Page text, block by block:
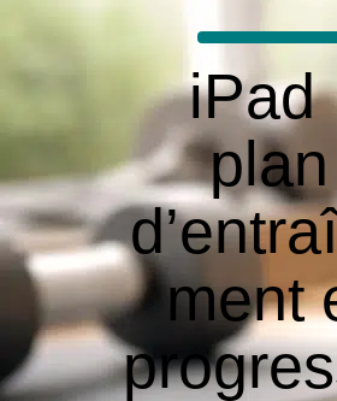
iPad
plan
ment